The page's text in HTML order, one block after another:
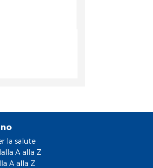
la salute
A alla Z
A alla Z